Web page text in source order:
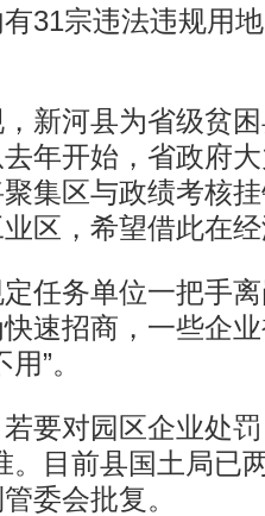
31宗违法违规用
河县为省级贫困
年开始，省政府
集区与政绩考核
区，希望借此在经
务单位一把手离
速招商，一些企
”。
对园区企业处罚
。目前县国土局已
委会批复。